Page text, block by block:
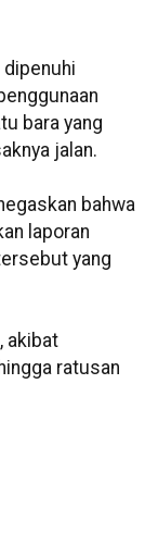
bara yang
jalan.
bahwa
laporan
yang
akibat
ratusan